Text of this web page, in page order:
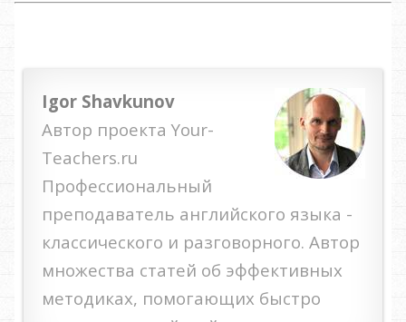
Igor Shavkunov
Автор проекта Your-
Teachers.ru
Профессиональный
преподаватель английского языка -
классического и разговорного. Автор
множества статей об эффективных
методиках, помогающих быстро